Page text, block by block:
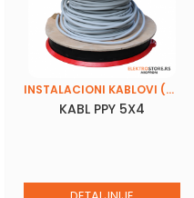
INSTALACIONI KABLOVI (PPY, N2XH, SKS 4X16)
KABL PPY 5X4